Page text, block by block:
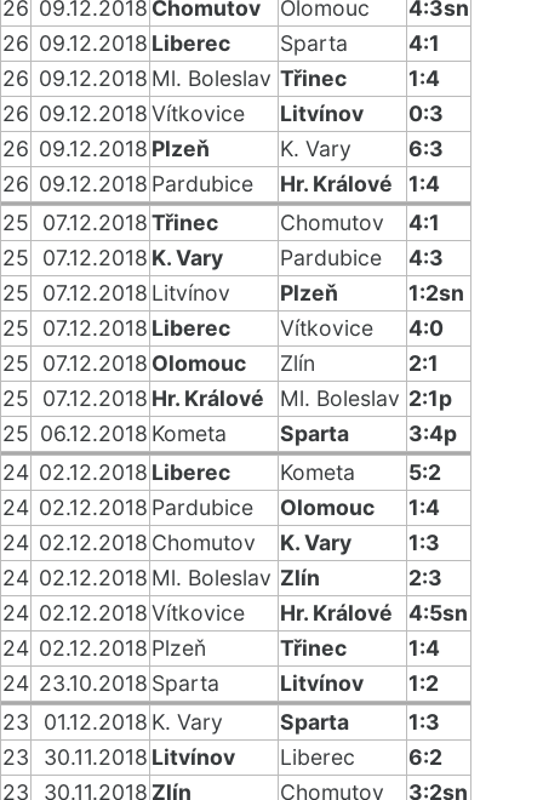
26 09.12.2018 Chomutov Olomouc
4:3sn
26 09.12.2018 Liberec Sparta
4:1
26 09.12.2018 Ml. Boleslav Třinec
1:4
26 09.12.2018Vítkovice Litvínov
0:3
26 09.12.2018 Plzeň K. Vary
6:3
26 09.12.2018 Pardubice Hr. Králové
1:4
25
07.12.2018Třinec Chomutov
4:1
25
07.12.2018 K. Vary Pardubice
4:3
25
07.12.2018 Litvínov Plzeň
1:2sn
25
07.12.2018 Liberec Vítkovice
4:0
25
07.12.2018 Olomouc Zlín
2:1
25
07.12.2018 Hr. Králové Ml. Boleslav 2:1p
25 06.12.2018 Kometa Sparta
3:4p
24 02.12.2018 Liberec Kometa
5:2
24 02.12.2018 Pardubice Olomouc
1:4
24 02.12.2018 Chomutov K. Vary
1:3
24 02.12.2018 Ml. Boleslav Zlín
2:3
24 02.12.2018Vítkovice Hr. Králové
4:5sn
24 02.12.2018 Plzeň Třinec
1:4
24 23.10.2018 Sparta Litvínov
1:2
23
01.12.2018 K. Vary Sparta
1:3
23
30.11.2018 Litvínov Liberec
6:2
23
30.11.2018 Zlín Chomutov 3:2sn